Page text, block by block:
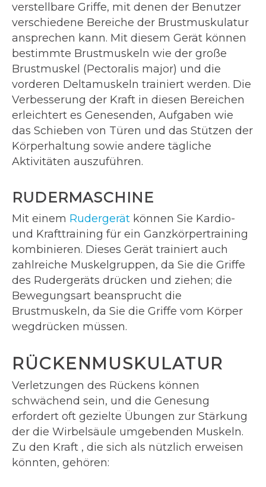
verstellbare Griffe, mit denen der Benutzer
verschiedene Bereiche der Brustmuskulatur
ansprechen kann. Mit diesem Gerät können
bestimmte Brustmuskeln wie der große
Brustmuskel (Pectoralis major) und die
vorderen Deltamuskeln trainiert werden. Die
Verbesserung der Kraft in diesen Bereichen
erleichtert es Genesenden, Aufgaben wie
das Schieben von Türen und das Stützen der
Körperhaltung sowie andere tägliche
Aktivitäten auszuführen.
RUDERMASCHINE
Mit einem Rudergerät können Sie Kardio-
und Krafttraining für ein Ganzkörpertraining
kombinieren. Dieses Gerät trainiert auch
zahlreiche Muskelgruppen, da Sie die Griffe
des Rudergeräts drücken und ziehen; die
Bewegungsart beansprucht die
Brustmuskeln, da Sie die Griffe vom Körper
wegdrücken müssen.
RÜCKENMUSKULATUR
Verletzungen des Rückens können
schwächend sein, und die Genesung
erfordert oft gezielte Übungen zur Stärkung
der die Wirbelsäule umgebenden Muskeln.
Zu den Kraft , die sich als nützlich erweisen
könnten, gehören: